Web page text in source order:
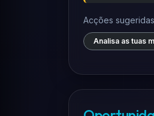
Acções
Analisa as tuas